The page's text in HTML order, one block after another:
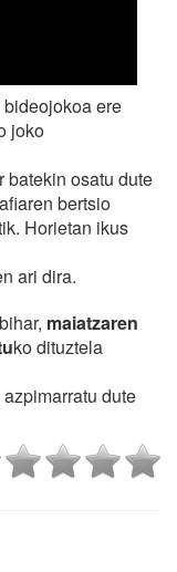
ere
joko
batekin osatu dute
bertsio
Horietan ikus
ari dira.
maiatzaren
ko dituztela
dute